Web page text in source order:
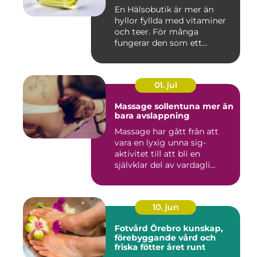
En Hälsobutik är mer än
hyllor fyllda med vitaminer
och teer. För många
fungerar den som ett
01. jul
Massage sollentuna mer än
bara avslappning
Massage har gått från att
vara en lyxig unna sig-
aktivitet till att bli en
självklar del av vardagli...
10. jun
Fotvård Örebro kunskap,
förebyggande vård och
friska fötter året runt